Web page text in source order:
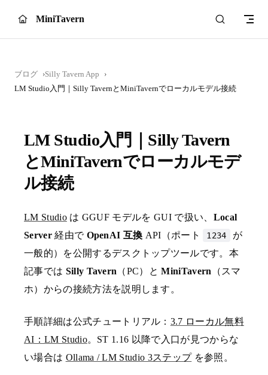
Skip to content
MiniTavern
ブログ
Silly Tavern App
LM Studio入門｜Silly TavernとMiniTavernでローカルモデル接続
LM Studio入門｜Silly Tavern
とMiniTavernでローカルモデ
ル接続
LM Studioは GGUF モデルを GUI で扱い、 Local
Server経由で OpenAI 互換 API（ポート 1234
が
一般的）を公開するデスクトップツールです。本
記事では Silly Tavern （PC）とMiniTavern （スマ
ホ）からの接続方法を説明します。
手順詳細は公式チュートリアル： 3.7 ローカル無料
AI：LM Studio。ST 1.16 以降で入口が見つからな
い場合は Ollama / LM Studio 3ステップを参照。